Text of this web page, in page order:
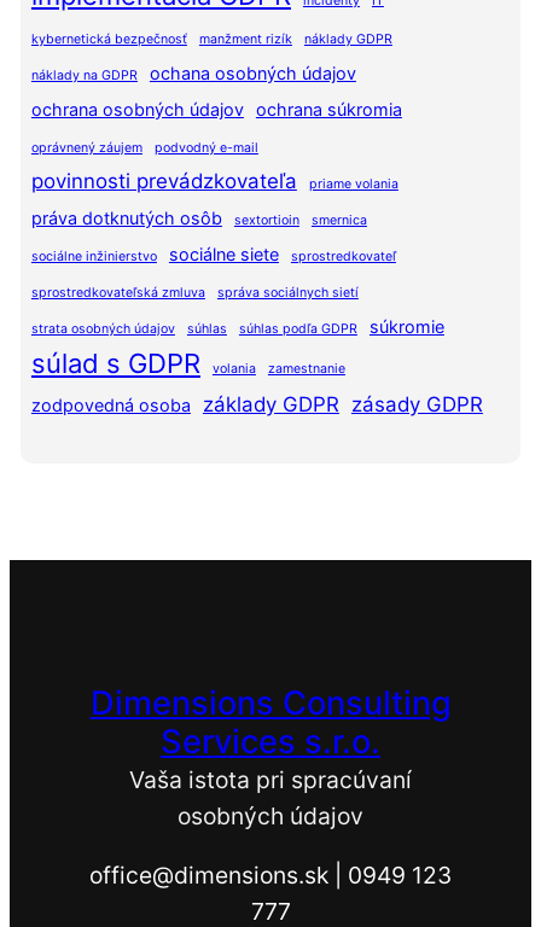
kybernetická bezpečnosť manžment rizík náklady GDPR
náklady na GDPR
ochana osobných údajov
ochrana osobných údajov ochrana súkromia
oprávnený záujem podvodný e-mail
povinnosti prevádzkovateľa priame volania
práva dotknutých osôb sextortioin smernica
sociálne inžinierstvo sociálne siete sprostredkovateľ
sprostredkovateľská zmluva správa sociálnych sietí
strata osobných údajov súhlas súhlas podľa GDPR súkromie
súlad s GDPR volania zamestnanie
zodpovedná osoba základy GDPR zásady GDPR
Dimensions Consulting
Services s.r.o.
Vaša istota pri spracúvaní
osobných údajov
office@dimensions.sk | 0949 123
777